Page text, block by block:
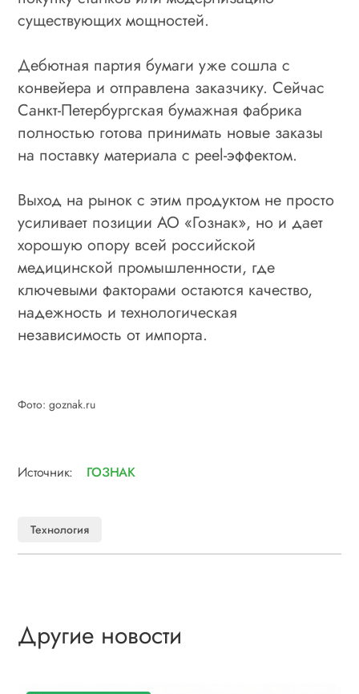
существующих мощностей.
Дебютная партия бумаги уже сошла с
конвейера и отправлена заказчику. Сейчас
Санкт‑Петербургская бумажная фабрика
полностью готова принимать новые заказы
на поставку материала с peel‑эффектом.
Выход на рынок с этим продуктом не просто
усиливает позиции АО «Гознак», но и дает
хорошую опору всей российской
медицинской промышленности, где
ключевыми факторами остаются качество,
надежность и технологическая
независимость от импорта.
Фото: goznak.ru
Источник: ГОЗНАК
Технология
Другие новости